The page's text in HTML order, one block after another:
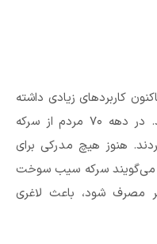
کاربرد‌های زیادی داشته
و تقریباً همه به مزایای آن واقف اند. در دهه ۷۰ مردم از سرکه
هنوز هیچ مدرکی برای
می‌گویند سرکه سیب سوخت
مصرف شود، باعث لاغری